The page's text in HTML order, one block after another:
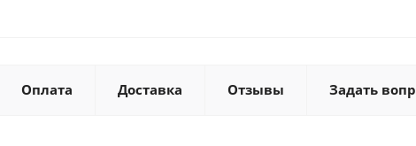
Оплата Доставка Отзывы Задать